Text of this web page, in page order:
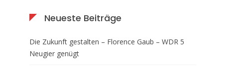
Neueste Beiträge
Die Zukunft gestalten – Florence Gaub – WDR 5
Neugier genügt